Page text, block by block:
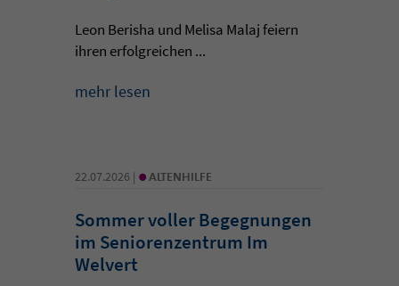
Leon Berisha und Melisa Malaj feiern
ihren erfolgreichen ...
mehr lesen
22.07.2026 | •ALTENHILFE
Sommer voller Begegnungen
im Seniorenzentrum Im
Welvert